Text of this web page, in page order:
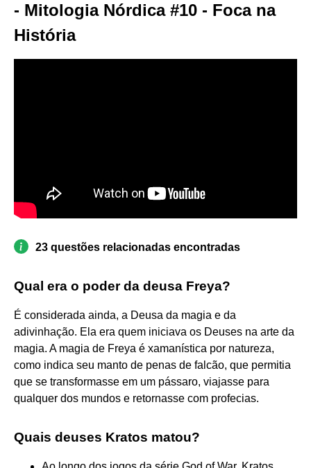
- Mitologia Nórdica #10 - Foca na
História
23 questões relacionadas encontradas
Qual era o poder da deusa Freya?
É considerada ainda, a Deusa da magia e da
adivinhação. Ela era quem iniciava os Deuses na arte da
magia. A magia de Freya é xamanística por natureza,
como indica seu manto de penas de falcão, que permitia
que se transformasse em um pássaro, viajasse para
qualquer dos mundos e retornasse com profecias.
Quais deuses Kratos matou?